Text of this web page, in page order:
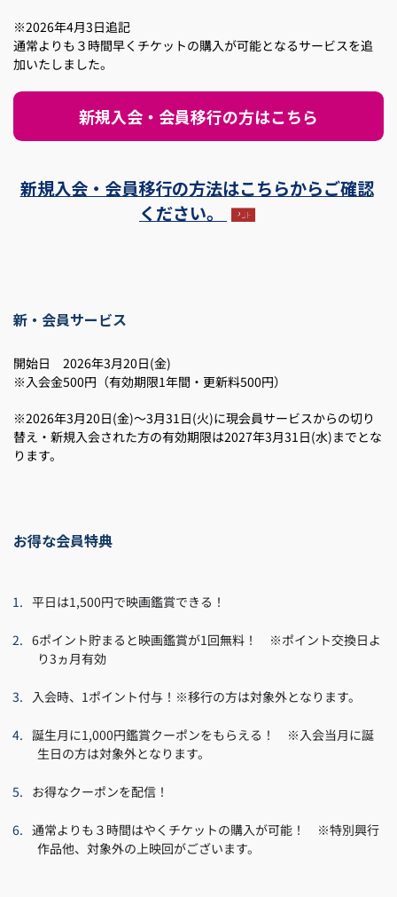
※2026年4月3日追記
通常よりも３時間早くチケットの購入が可能となるサービスを追
加いたしました。
新規入会・会員移行の方はこちら
新規入会・会員移行の方法はこちらからご確認
ください。
新・会員サービス
開始日 2026年3月20日(金)
※入会金500円（有効期限1年間・更新料500円）
※2026年3月20日(金)～3月31日(火)に現会員サービスからの切り
替え・新規入会された方の有効期限は2027年3月31日(水)までとな
ります。
お得な会員特典
平日は1,500円で映画鑑賞できる！
6ポイント貯まると映画鑑賞が1回無料！ ※ポイント交換日よ
り3ヵ月有効
入会時、1ポイント付与！※移行の方は対象外となります。
誕生月に1,000円鑑賞クーポンをもらえる！ ※入会当月に誕
生日の方は対象外となります。
お得なクーポンを配信！
通常よりも３時間はやくチケットの購入が可能！ ※特別興行
作品他、対象外の上映回がございます。